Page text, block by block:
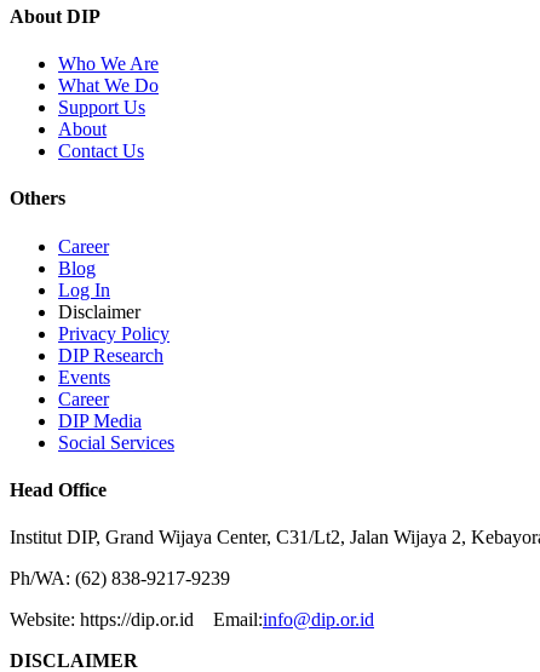
About DIP
Who We Are
What We Do
Support Us
About
Contact Us
Others
Career
Blog
Log In
Disclaimer
Privacy Policy
DIP Research
Events
Career
DIP Media
Social Services
Head Office
Institut DIP, Grand Wijaya Center, C31/Lt2, Jalan Wijaya 2,
Ph/WA: (62) 838-9217-9239
Website: https://dip.or.id Email:info@dip.or.id
DISCLAIMER